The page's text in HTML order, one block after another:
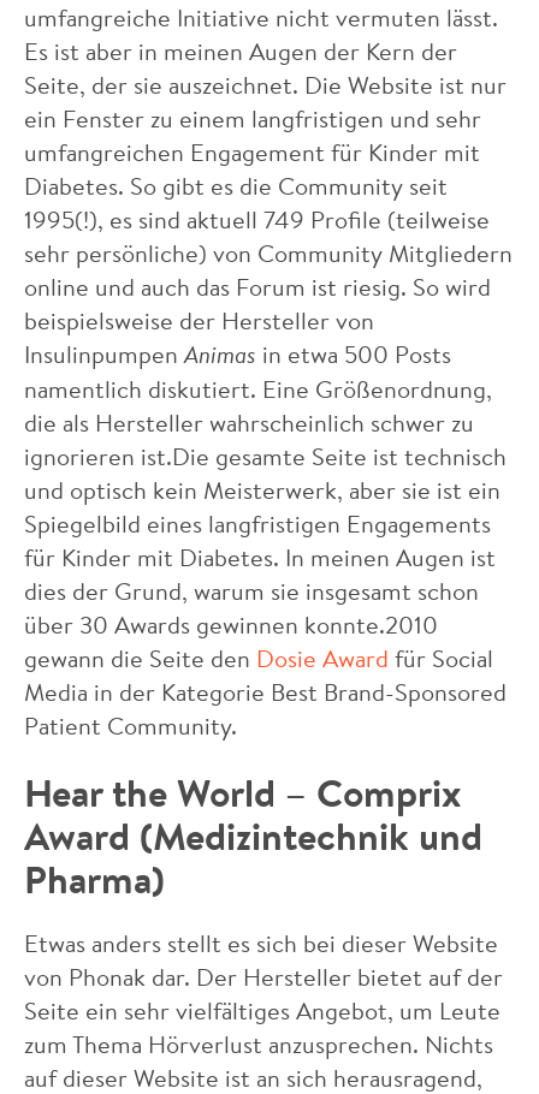
umfangreiche Initiative nicht vermuten lässt.
Es ist aber in meinen Augen der Kern der
Seite, der sie auszeichnet. Die Website ist nur
ein Fenster zu einem langfristigen und sehr
umfangreichen Engagement für Kinder mit
Diabetes. So gibt es die Community seit
1995(!), es sind aktuell 749 Profile (teilweise
sehr persönliche) von Community Mitgliedern
online und auch das Forum ist riesig. So wird
beispielsweise der Hersteller von
Insulinpumpen Animas in etwa 500 Posts
namentlich diskutiert. Eine Größenordnung,
die als Hersteller wahrscheinlich schwer zu
ignorieren ist.Die gesamte Seite ist technisch
und optisch kein Meisterwerk, aber sie ist ein
Spiegelbild eines langfristigen Engagements
für Kinder mit Diabetes. In meinen Augen ist
dies der Grund, warum sie insgesamt schon
über 30 Awards gewinnen konnte.2010
gewann die Seite den Dosie Award für Social
Media in der Kategorie Best Brand-Sponsored
Patient Community.
Hear the World – Comprix
Award (Medizintechnik und
Pharma)
Etwas anders stellt es sich bei dieser Website
von Phonak dar. Der Hersteller bietet auf der
Seite ein sehr vielfältiges Angebot, um Leute
zum Thema Hörverlust anzusprechen. Nichts
auf dieser Website ist an sich herausragend,